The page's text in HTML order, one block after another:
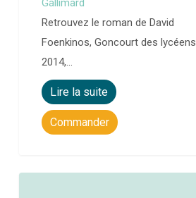
Gallimard
Retrouvez le roman de David
Foenkinos, Goncourt des lycéens
2014,…
Lire la suite
Commander